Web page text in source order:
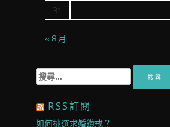
31
« 8 月
搜
尋
鍵
字:
RSS訂閱
如何挑選求婚鑽戒？